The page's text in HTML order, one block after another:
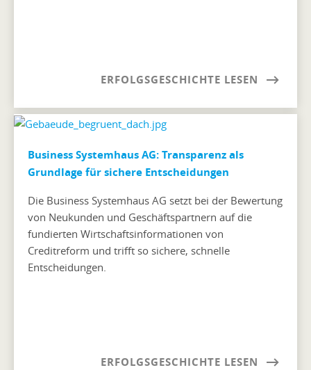
ERFOLGSGESCHICHTE LESEN
Business Systemhaus AG: Transparenz als
Grundlage für sichere Entscheidungen
Die Business Systemhaus AG setzt bei der Bewertung
von Neukunden und Geschäftspartnern auf die
fundierten Wirtschaftsinformationen von
Creditreform und trifft so sichere, schnelle
Entscheidungen.
ERFOLGSGESCHICHTE LESEN